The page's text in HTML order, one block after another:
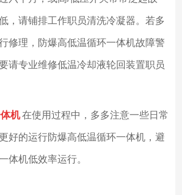
，请铺排工作职员清洗冷凝器。若多
修理，防爆高低温循环一体机故障警
请专业维修低温冷却液轮回装置职员
机在使用过程中，多多注意一些日常
好的运行防爆高低温循环一体机，避
体机低效率运行。